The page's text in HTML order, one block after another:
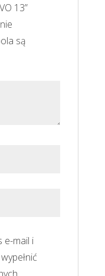
13”
są
e-mail i